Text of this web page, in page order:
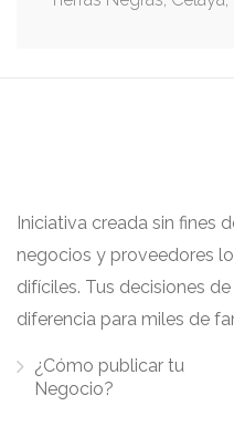
Iniciativa creada sin fines
negocios y proveedores
difíciles. Tus decisiones
diferencia para miles de
¿Cómo publicar tu
Negocio?